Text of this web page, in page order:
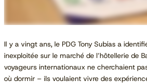
Il y a vingt ans, le PDG Tony Subías a
inexploitée sur le marché de l’hôtellerie de
voyageurs internationaux ne cherchaient
où dormir – ils voulaient vivre des